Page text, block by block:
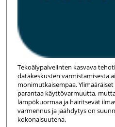
Tekoälypalvelinten kasvava
datakeskusten varmistamisesta
monimutkaisempaa.
parantaa käyttövarmuutta,
lämpökuormaa ja häiritsevät
varmennus ja jäähdytys on
kokonaisuutena.